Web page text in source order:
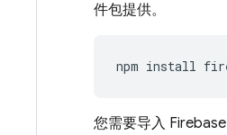
件包提供。
npm install
您需要导入